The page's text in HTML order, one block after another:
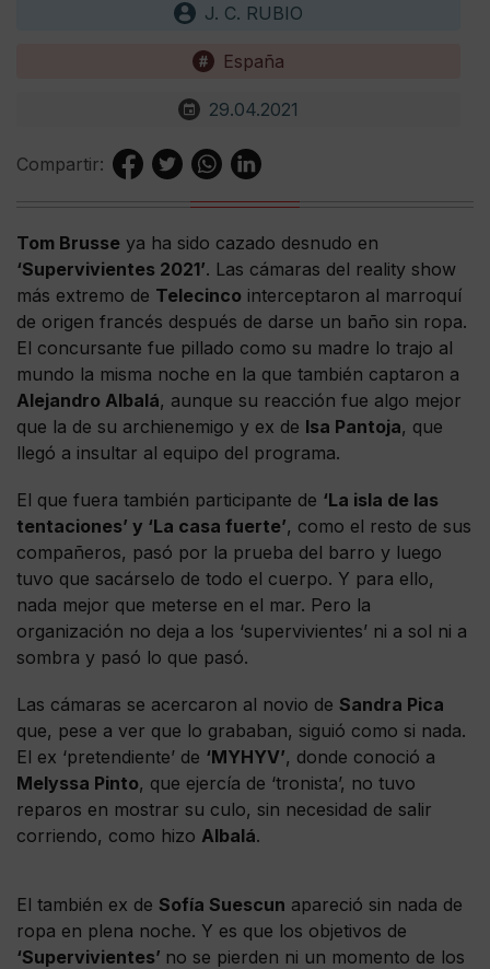
J. C. RUBIO
España
29.04.2021
Compartir:
Tom Brusse ya ha sido cazado desnudo en
‘Supervivientes 2021’. Las cámaras del reality show
más extremo de Telecinco interceptaron al marroquí
de origen francés después de darse un baño sin ropa.
El concursante fue pillado como su madre lo trajo al
mundo la misma noche en la que también captaron a
Alejandro Albalá, aunque su reacción fue algo mejor
que la de su archienemigo y ex de Isa Pantoja, que
llegó a insultar al equipo del programa.
El que fuera también participante de ‘La isla de las
tentaciones’ y ‘La casa fuerte’, como el resto de sus
compañeros, pasó por la prueba del barro y luego
tuvo que sacárselo de todo el cuerpo. Y para ello,
nada mejor que meterse en el mar. Pero la
organización no deja a los ‘supervivientes’ ni a sol ni a
sombra y pasó lo que pasó.
Las cámaras se acercaron al novio de Sandra Pica
que, pese a ver que lo grababan, siguió como si nada.
El ex ‘pretendiente’ de ‘MYHYV’, donde conoció a
Melyssa Pinto, que ejercía de ‘tronista’, no tuvo
reparos en mostrar su culo, sin necesidad de salir
corriendo, como hizo Albalá.
El también ex de Sofía Suescun apareció sin nada de
ropa en plena noche. Y es que los objetivos de
‘Supervivientes’ no se pierden ni un momento de los